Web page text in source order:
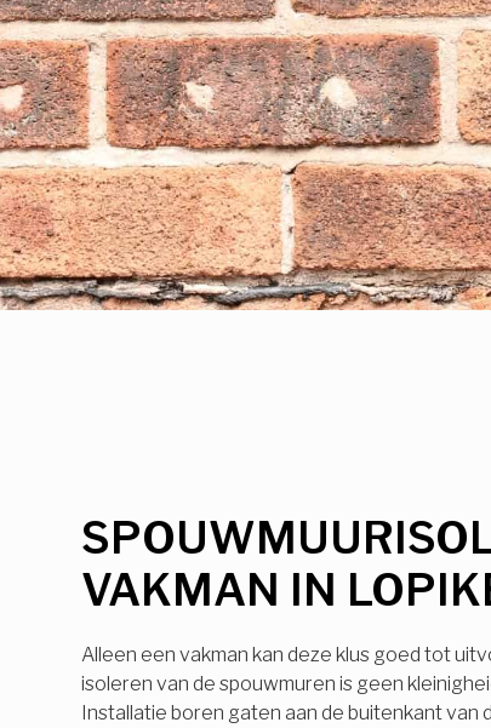
VAKMAN IN
Alleen een vakman kan deze klus goed tot
isoleren van de spouwmuren is geen
Installatie boren gaten aan de buitenkant van